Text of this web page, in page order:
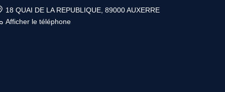
6 place Vauban, 89200 AVALLON
Afficher le téléphone